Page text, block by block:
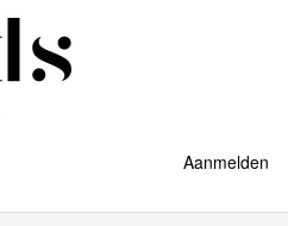
Aanmelden